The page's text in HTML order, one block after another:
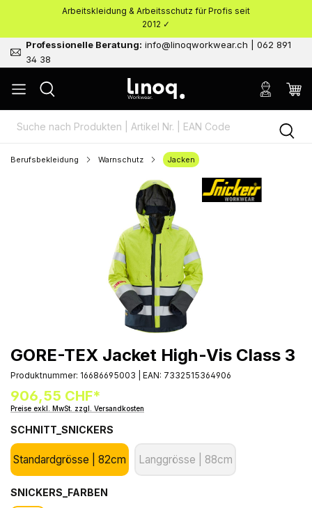
springenArbeitskleidung & Arbeitsschutz für Profis seit
2012 ✓
Professionelle Beratung: info@linoqworkwear.ch | 062 891
34 38
Berufsbekleidung Warnschutz Jacken
GORE-TEX Jacket High-Vis Class 3
Produktnummer: 16686695003 EAN: 7332515364906
906,55 CHF*
Preise exkl. MwSt. zzgl. Versandkosten
SCHNITT_SNICKERS
Standardgrösse | 82cm Langgrösse | 88cm
SNICKERS_FARBEN